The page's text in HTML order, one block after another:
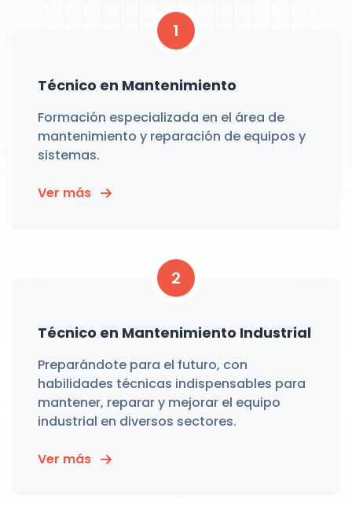
1
Técnico en Mantenimiento
Formación especializada en el área de
mantenimiento y reparación de equipos y
sistemas.
Ver más
2
Técnico en Mantenimiento Industrial
Preparándote para el futuro, con
habilidades técnicas indispensables para
mantener, reparar y mejorar el equipo
industrial en diversos sectores.
Ver más